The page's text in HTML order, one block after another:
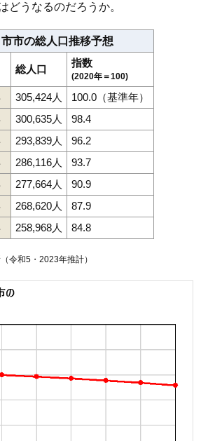
うなるのだろうか。
市の総人口推移予想
総人口
指数
(2020年＝100)
305,424人
100.0（基準年）
300,635人
98.4
293,839人
96.2
286,116人
93.7
277,664人
90.9
268,620人
87.9
258,968人 84.8
令和5・2023年推計）